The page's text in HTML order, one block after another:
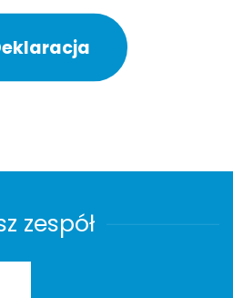
zespół